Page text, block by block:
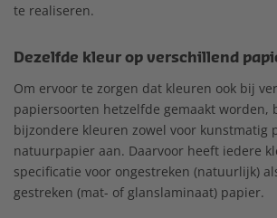
te realiseren.
Dezelfde kleur op verschillend
Om ervoor te zorgen dat kleuren ook bij
papiersoorten hetzelfde gemaakt worden,
bijzondere kleuren zowel voor kunstmatig
natuurpapier aan. Daarvoor heeft iedere
specificatie voor ongestreken (natuurlijk)
gestreken (mat- of glanslaminaat) papier.